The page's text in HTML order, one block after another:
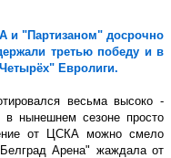
и "Партизаном" досрочно
третью победу и в
Евролиги.
весьма высоко -
в нынешнем сезоне просто
от ЦСКА можно смело
Арена" жаждала от